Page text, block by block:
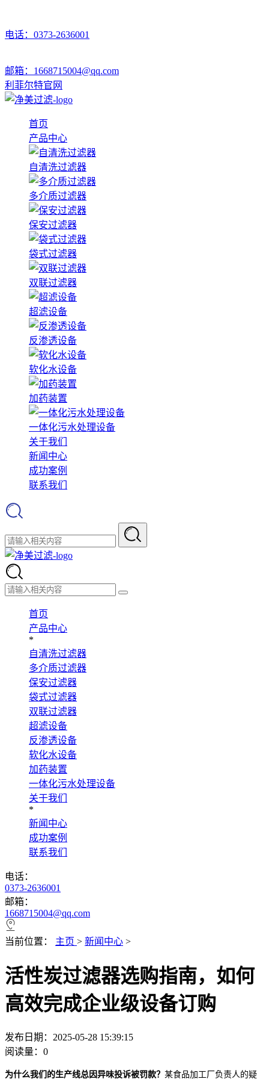
电话：0373-2636001
邮箱：1668715004@qq.com
利菲尔特官网
首页
产品中心
自清洗过滤器
多介质过滤器
保安过滤器
袋式过滤器
双联过滤器
超滤设备
反渗透设备
软化水设备
加药装置
一体化污水处理设备
关于我们
新闻中心
成功案例
联系我们
首页
产品中心
*
自清洗过滤器
多介质过滤器
保安过滤器
袋式过滤器
双联过滤器
超滤设备
反渗透设备
软化水设备
加药装置
一体化污水处理设备
关于我们
*
新闻中心
成功案例
联系我们
电话：
0373-2636001
邮箱：
1668715004@qq.com
当前位置： 主页 > 新闻中心 >
活性炭过滤器选购指南，如何
高效完成企业级设备订购
发布日期：2025-05-28 15:39:15
阅读量： 0
为什么我们的生产线总因异味投诉被罚款？ 某食品加工厂负责人的疑